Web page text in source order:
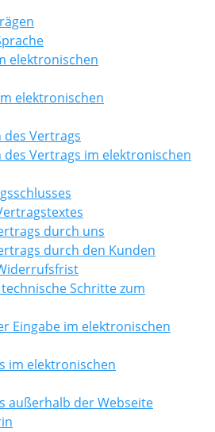
elektronischen
elektronischen
Vertrags
Vertrags im elektronischen
durch uns
durch den Kunden
Schritte zum
Eingabe im elektronischen
im elektronischen
außerhalb der Webseite